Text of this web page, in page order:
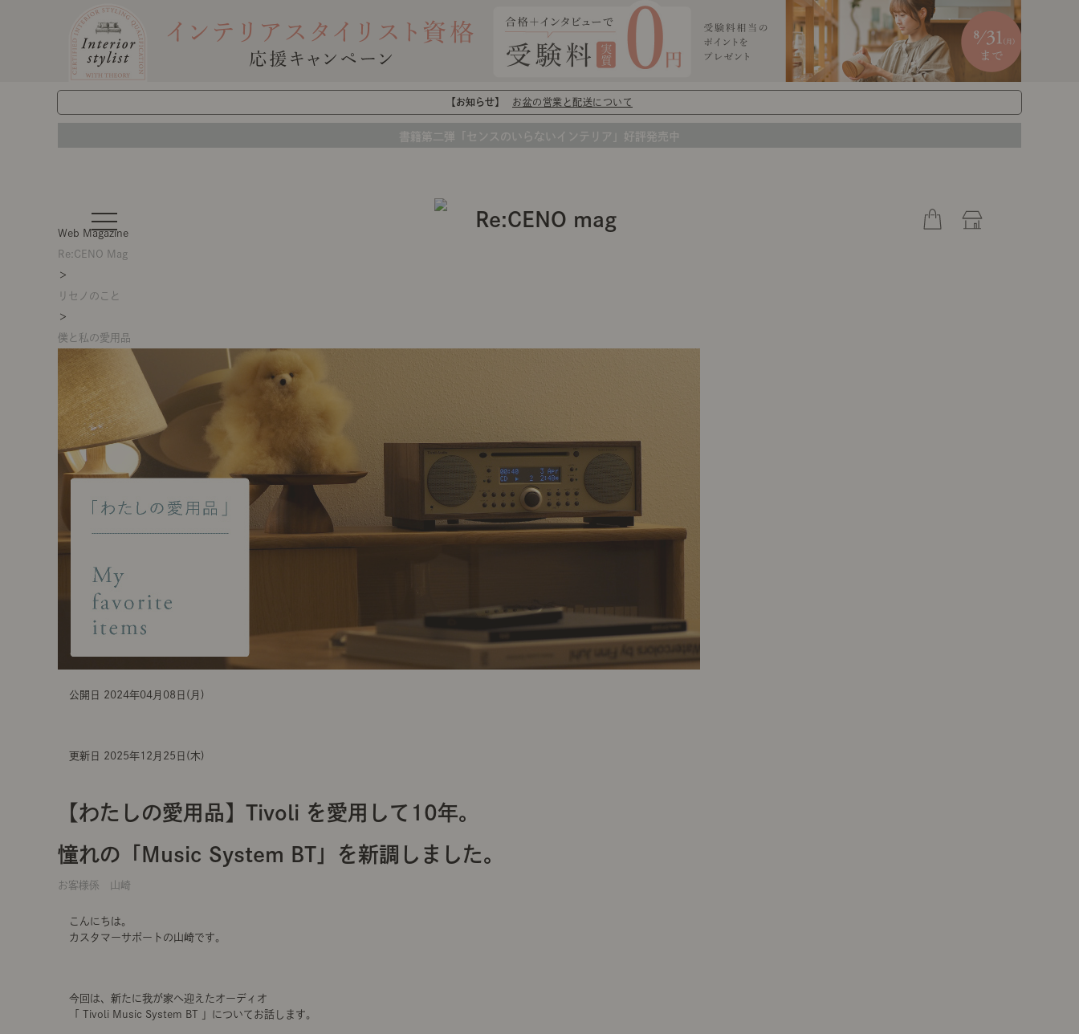
【お知らせ】 お盆の営業と配送について
書籍第二弾「センスのいらないインテリア」好評発売中
t
o
g
n
a
g
a
n
Web Magazine
Re:CENO Mag
＞
リセノのこと
＞
僕と私の愛用品
公開日 2024年04月08日(月)
更新日 2025年12月25日(木)
【わたしの愛用品】Tivoli を愛用して10年。
憧れの「Music System BT」を新調しました。
お客様係 山崎
こんにちは。
カスタマーサポートの山崎です。
今回は、新たに我が家へ迎えたオーディオ
「 Tivoli Music System BT 」についてお話します。